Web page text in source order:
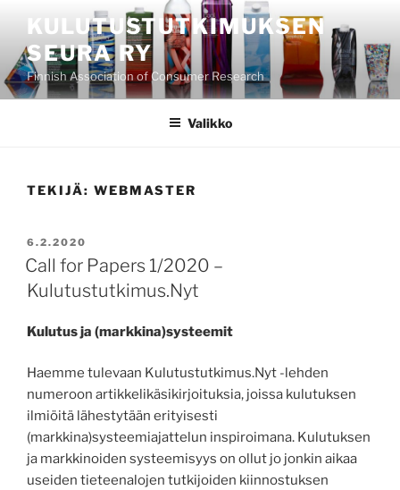
sisältöönKULUTUSTUTKIMUKSEN
SEURA RY
Finnish Association of Consumer Research
Valikko
TEKIJÄ: WEBMASTER
JULKAISTU
6.2.2020
Call for Papers 1/2020 –
Kulutustutkimus.Nyt
Kulutus ja (markkina)systeemit
Haemme tulevaan Kulutustutkimus.Nyt -lehden
numeroon artikkelikäsikirjoituksia, joissa kulutuksen
ilmiöitä lähestytään erityisesti
(markkina)systeemiajattelun inspiroimana. Kulutuksen
ja markkinoiden systeemisyys on ollut jo jonkin aikaa
useiden tieteenalojen tutkijoiden kiinnostuksen